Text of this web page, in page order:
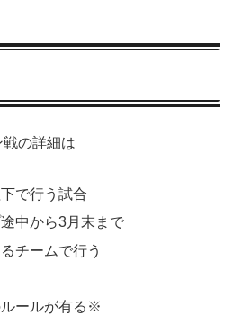
の詳細は
で行う試合
中から3月末まで
チームで行う
ールが有る※